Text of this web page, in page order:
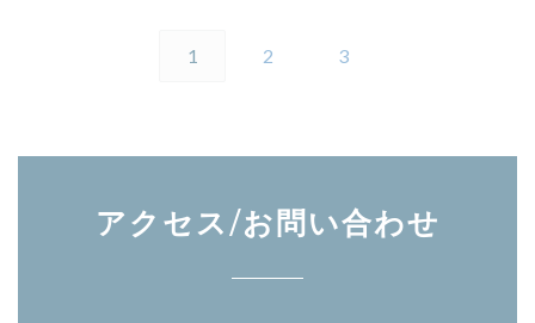
1 2 3
アクセス/お問い合わせ